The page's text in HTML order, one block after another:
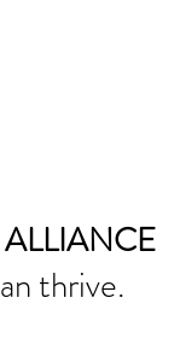
thrive.